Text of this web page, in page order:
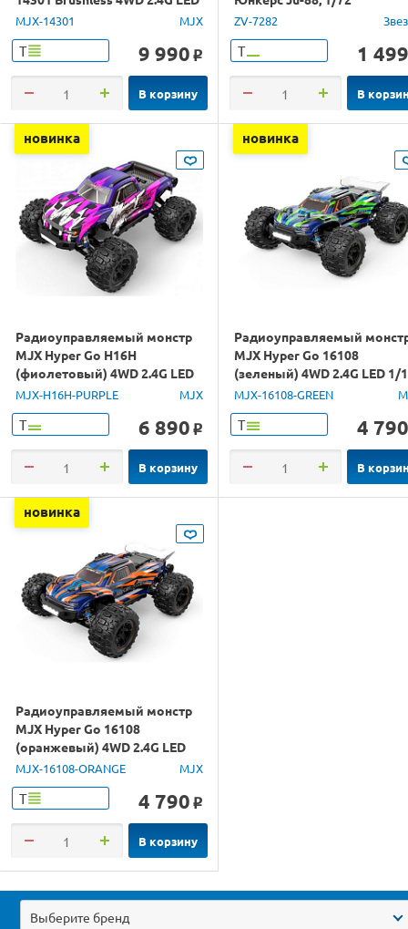
1/14 RTR
MJX-14301 MJX
Т 9 990 o
В корзину
ZV-7282
Т 1 499
В
новинка
Радиоуправляемый монстр
MJX Hyper Go H16H
(фиолетовый) 4WD 2.4G LED
GPS 1/16 RTR
MJX-H16H-PURPLE MJX
Т 6 890 o
В корзину
новинка
Радиоуправляемый
MJX Hyper Go 16108
(зеленый) 4WD 2.4G LED 1/
RTR
MJX-16108-GREEN
Т 4 790
В
новинка
Радиоуправляемый монстр
MJX Hyper Go 16108
(оранжевый) 4WD 2.4G LED
1/16 RTR
MJX-16108-ORANGE MJX
Т 4 790 o
В корзину
Выберите бренд